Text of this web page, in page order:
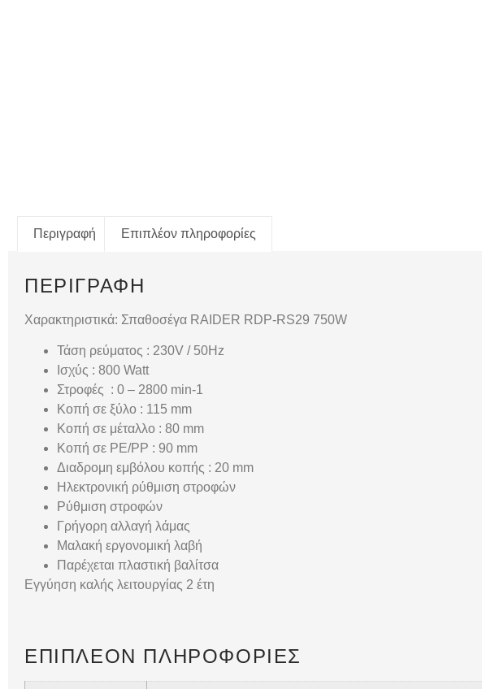
Περιγραφή Επιπλέον πληροφορίες
ΠΕΡΙΓΡΑΦΉ
Χαρακτηριστικά: Σπαθοσέγα RAIDER RDP-RS29 750W
Τάση ρεύματος : 230V / 50Hz
Ισχύς : 800 Watt
Στροφές : 0 – 2800 min-1
Κοπή σε ξύλο : 115 mm
Κοπή σε μέταλλο : 80 mm
Κοπή σε ΡΕ/ΡΡ : 90 mm
Διαδρομη εμβόλου κοπής : 20 mm
Ηλεκτρονική ρύθμιση στροφών
Ρύθμιση στροφών
Γρήγορη αλλαγή λάμας
Μαλακή εργονομική λαβή
Παρέχεται πλαστική βαλίτσα
Εγγύηση καλής λειτουργίας 2 έτη
ΕΠΙΠΛΈΟΝ ΠΛΗΡΟΦΟΡΊΕΣ